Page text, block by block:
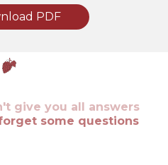
PDF
give you all answers
some questions